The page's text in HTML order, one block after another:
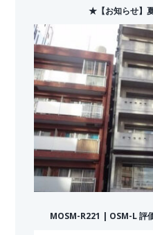
★【お知らせ】
MOSM-R221 | OSM-L 評